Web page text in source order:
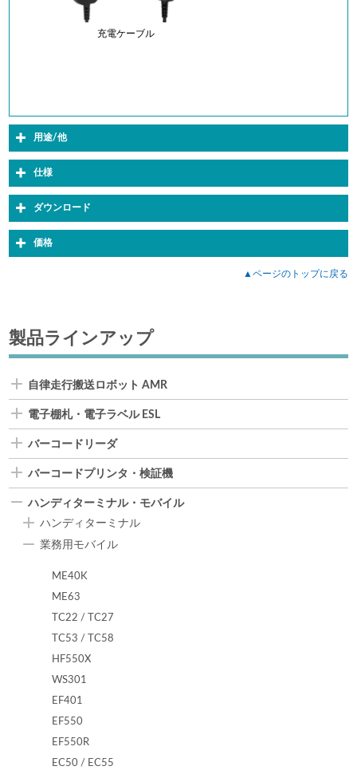
製品ラインアップ
自律走行搬送ロボット AMR
電子棚札・電子ラベル ESL
バーコードリーダ
バーコードプリンタ・検証機
ハンディターミナル・モバイル
ハンディターミナル
業務用モバイル
ME40K
ME63
TC22 / TC27
TC53 / TC58
HF550X
WS301
EF401
EF550
EF550R
EC50 / EC55
充電ケーブル
用途/他
仕様
ダウンロード
価格
▲ページのトップに戻る